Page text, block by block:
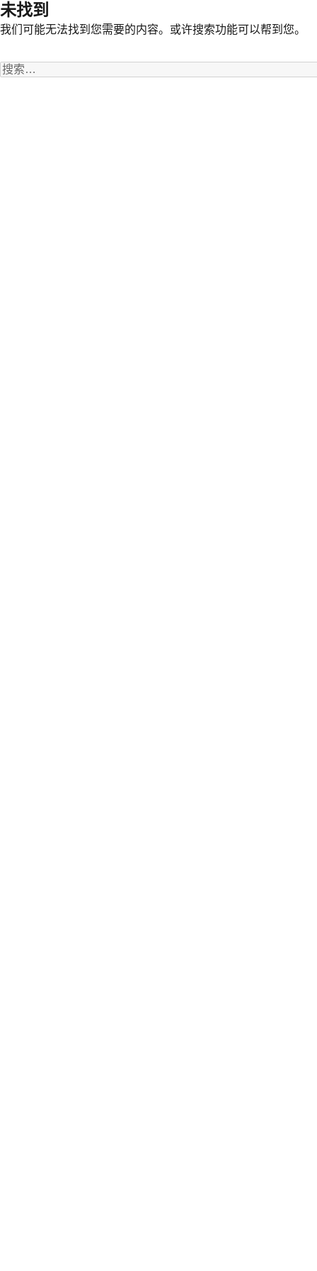
未找到
我们可能无法找到您需要的内容。或许搜索功能可以帮到您。
搜